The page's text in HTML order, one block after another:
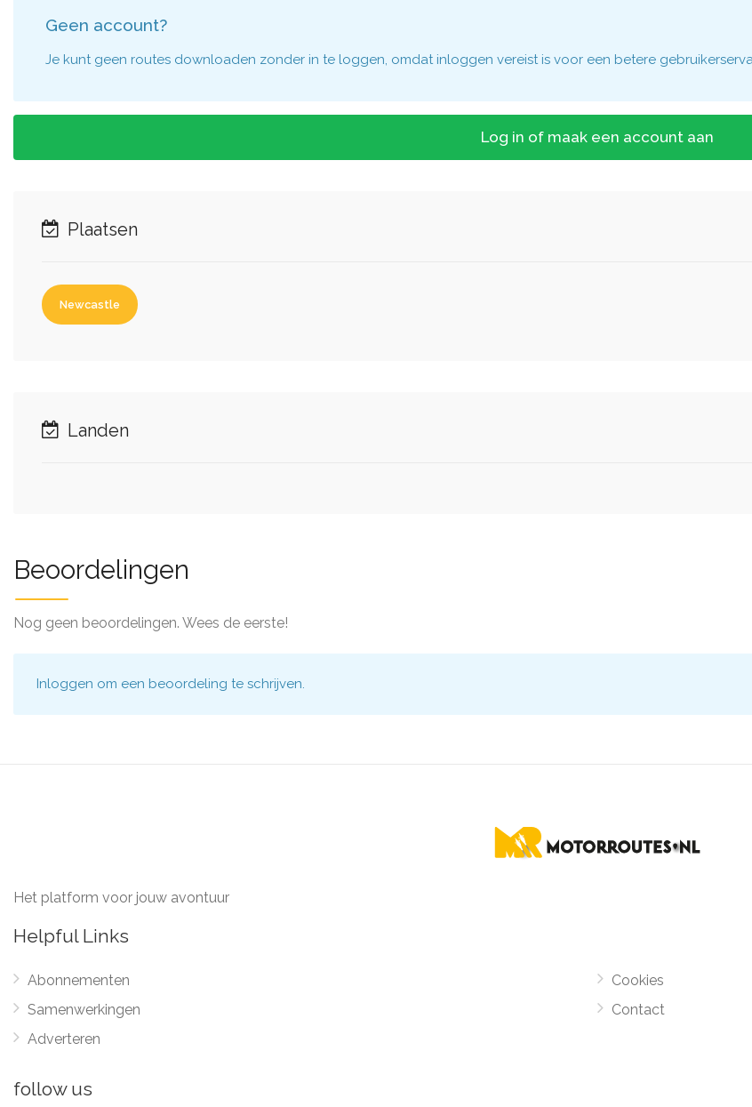
Geen account?
Je kunt geen routes downloaden zonder in te loggen, omdat inloggen vereist is voor een betere
Log in of maak een account aan
Plaatsen
Newcastle
Landen
Beoordelingen
Nog geen beoordelingen. Wees de eerste!
Inloggen om een beoordeling te schrijven.
Het platform voor jouw avontuur
Helpful Links
Abonnementen
Samenwerkingen
Adverteren
Cookies
Contact
follow us